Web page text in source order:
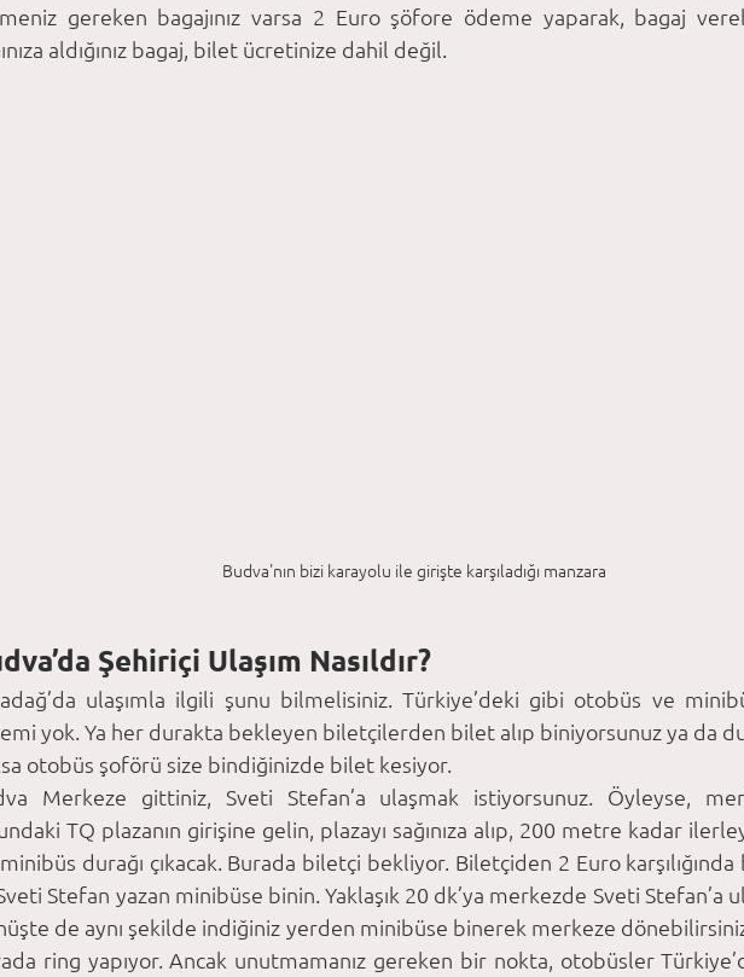
gereken bagajınız varsa 2 Euro şöfore ödeme yaparak, bagaj
aldığınız bagaj, bilet ücretinize dahil değil.
Budva'nın bizi karayolu ile girişte karşıladığı manzara
Şehiriçi Ulaşım Nasıldır?
ulaşımla ilgili şunu bilmelisiniz. Türkiye’deki gibi otobüs ve
yok. Ya her durakta bekleyen biletçilerden bilet alıp biniyorsunuz ya da
otobüs şoförü size bindiğinizde bilet kesiyor.
Merkeze gittiniz, Sveti Stefan’a ulaşmak istiyorsunuz. Öyleyse,
TQ plazanın girişine gelin, plazayı sağınıza alıp, 200 metre kadar
durağı çıkacak. Burada biletçi bekliyor. Biletçiden 2 Euro karşılığında
Stefan yazan minibüse binin. Yaklaşık 20 dk’ya merkezde Sveti Stefan’a
de aynı şekilde indiğiniz yerden minibüse binerek merkeze
ring yapıyor. Ancak unutmamanız gereken bir nokta, otobüsler